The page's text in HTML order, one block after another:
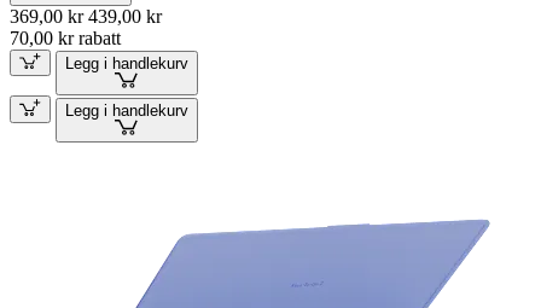
369,00 kr 439,00 kr
70,00 kr rabatt
Legg i handlekurv
Legg i handlekurv